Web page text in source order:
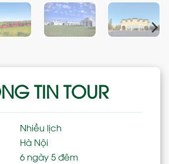
TIN TOUR
Nhiều lịch
Hà Nội
6 ngày 5 đêm